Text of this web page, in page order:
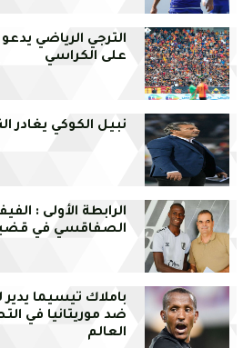
الترجي الرياضي
على الكراسي
نبيل الكوكي يغادر
الرابطة الأولى :
الصفاقسي في قضية
باملاك تيسيما
ضد موريتانيا في
العالم